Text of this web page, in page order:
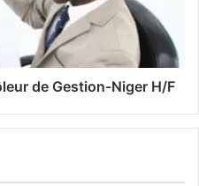
de Gestion-Niger H/F